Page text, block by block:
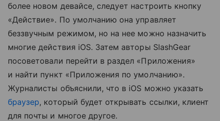
более новом девайсе, следует настроить кнопку
«Действие». По умолчанию она управляет
беззвучным режимом, но на нее можно назначить
многие действия iOS. Затем авторы SlashGear
посоветовали перейти в раздел «Приложения»
и найти пункт «Приложения по умолчанию».
Журналисты объяснили, что в iOS можно указать
браузер, который будет открывать ссылки, клиент
для почты и многое другое.